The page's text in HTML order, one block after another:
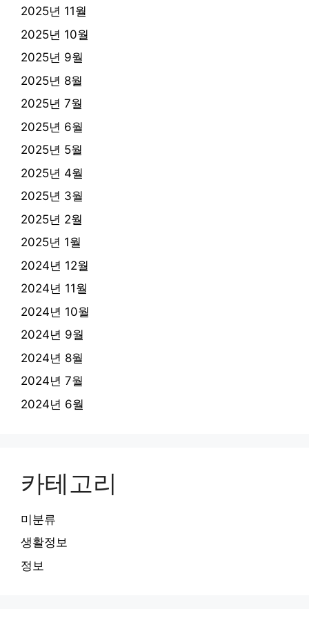
2025년 11월
2025년 10월
2025년 9월
2025년 8월
2025년 7월
2025년 6월
2025년 5월
2025년 4월
2025년 3월
2025년 2월
2025년 1월
2024년 12월
2024년 11월
2024년 10월
2024년 9월
2024년 8월
2024년 7월
2024년 6월
카테고리
미분류
생활정보
정보